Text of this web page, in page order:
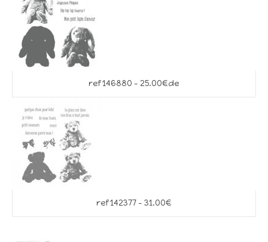
ref 146880 – 25.00€de
ref 142377 – 31.00€